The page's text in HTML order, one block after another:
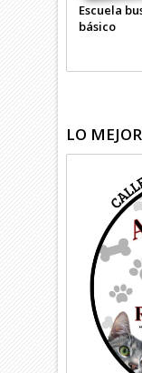
Escuela
básico
LO